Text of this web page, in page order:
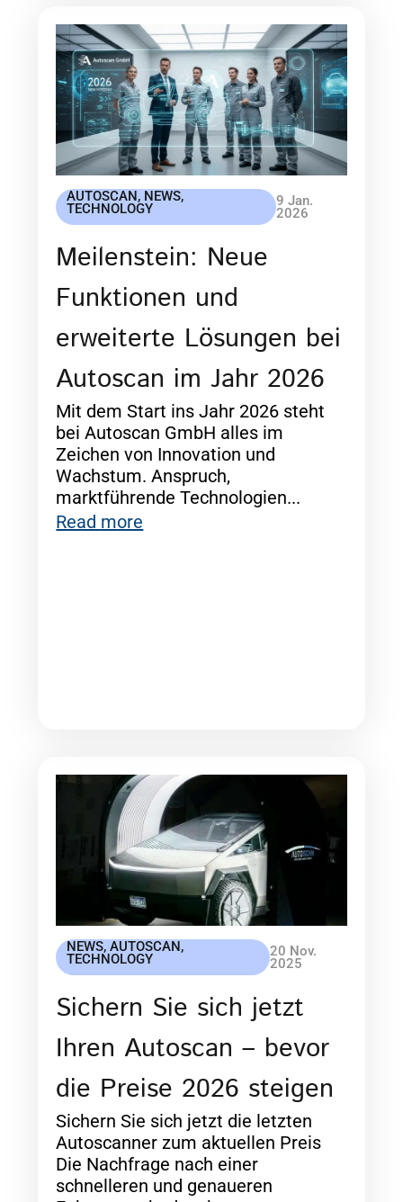
AUTOSCAN , NEWS,
TECHNOLOGY 9 Jan.
2026
Meilenstein: Neue
Funktionen und
erweiterte Lösungen bei
Autoscan im Jahr 2026
Mit dem Start ins Jahr 2026 steht
bei Autoscan GmbH alles im
Zeichen von Innovation und
Wachstum. Anspruch,
marktführende Technologien...
Read more
NEWS,AUTOSCAN ,
TECHNOLOGY 20 Nov.
2025
Sichern Sie sich jetzt
Ihren Autoscan – bevor
die Preise 2026 steigen
Sichern Sie sich jetzt die letzten
Autoscanner zum aktuellen Preis
Die Nachfrage nach einer
schnelleren und genaueren